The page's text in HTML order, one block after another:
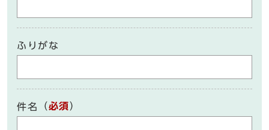
ふりがな
件名 （必須）